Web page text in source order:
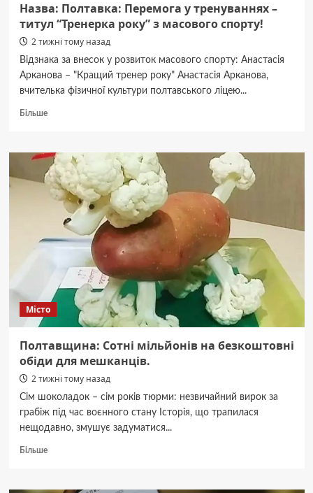
Назва: Полтавка: Перемога у тренуваннях –
титул “Тренерка року” з масового спорту!
2 тижні тому назад
Відзнака за внесок у розвиток масового спорту: Анастасія
Арканова – "Кращий тренер року" Анастасія Арканова,
вчителька фізичної культури полтавського ліцею...
БільшеДокладніше
Полтавка:
Перемога
у
тренуваннях
титул
“Тренерка
року”
масового
спорту!
Місто
Полтавщина: Сотні мільйонів на безкоштовні
обіди для мешканців.
2 тижні тому назад
Сім шоколадок – сім років тюрми: незвичайний вирок за
грабіж під час воєнного стану Історія, що трапилася
нещодавно, змушує задуматися...
БільшеДокладніше
Сотні